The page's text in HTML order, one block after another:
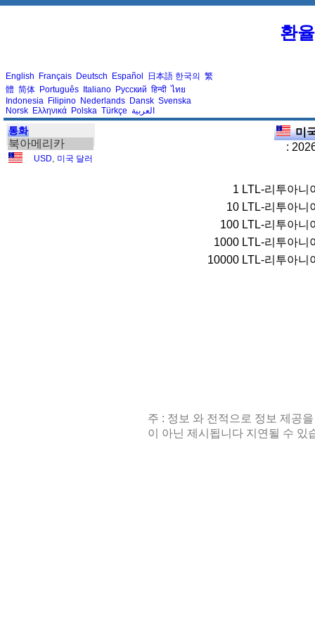
환
English Français Deutsch Español 日本語 한국의 繁
體 简体 Português Italiano Русский हिन्दी ไทย
Indonesia Filipino Nederlands Dansk Svenska
Norsk Ελληνικά Polska Türkçe العربية
통화
북아메리카
USD 미국 달러
미
:
1 LTL-리투아니
10 LTL-리투아니
100 LTL-리투아니
1000 LTL-리투아니
10000 LTL-리투아니
주 : 정보 와 전적으로 정보 제공
이 아닌 제시됩니다 지연될 수 있